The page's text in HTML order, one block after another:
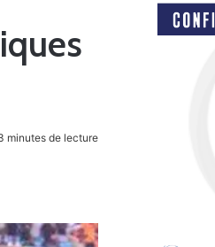
minutes de lecture